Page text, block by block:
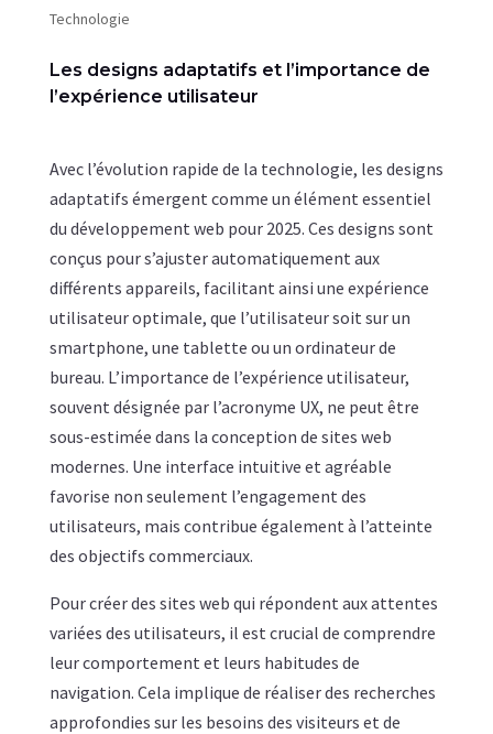
Technologie
Les designs adaptatifs et l’importance de
l’expérience utilisateur
Avec l’évolution rapide de la technologie, les designs
adaptatifs émergent comme un élément essentiel
du développement web pour 2025. Ces designs sont
conçus pour s’ajuster automatiquement aux
différents appareils, facilitant ainsi une expérience
utilisateur optimale, que l’utilisateur soit sur un
smartphone, une tablette ou un ordinateur de
bureau. L’importance de l’expérience utilisateur,
souvent désignée par l’acronyme UX, ne peut être
sous-estimée dans la conception de sites web
modernes. Une interface intuitive et agréable
favorise non seulement l’engagement des
utilisateurs, mais contribue également à l’atteinte
des objectifs commerciaux.
Pour créer des sites web qui répondent aux attentes
variées des utilisateurs, il est crucial de comprendre
leur comportement et leurs habitudes de
navigation. Cela implique de réaliser des recherches
approfondies sur les besoins des visiteurs et de